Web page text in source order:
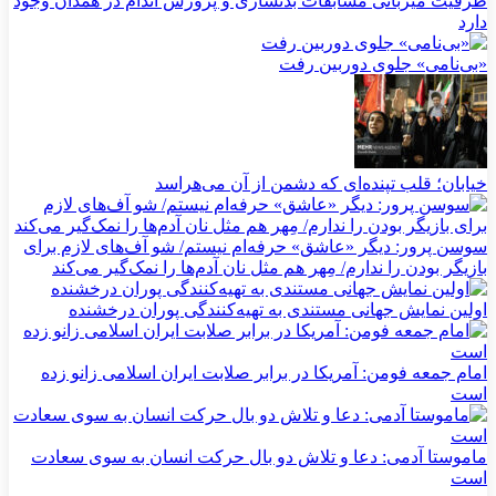
دارد
«بی‌نامی» جلوی دوربین رفت
خیابان؛ قلب تپنده‌ای که دشمن از آن می‌هراسد
سوسن پرور: دیگر «عاشق» حرفه‌ام نیستم/ شو آف‌های لازم برای
بازیگر بودن را ندارم/ مِهر هم مثل نان آدم‌ها را نمک‌گیر می‌کند
اولین نمایش جهانی مستندی به تهیه‌کنندگی پوران درخشنده
امام جمعه فومن: آمریکا در برابر صلابت ایران اسلامی زانو زده
است
ماموستا آدمی: دعا و تلاش دو بال حرکت انسان به سوی سعادت
است